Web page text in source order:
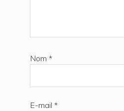
Nom *
E-mail *